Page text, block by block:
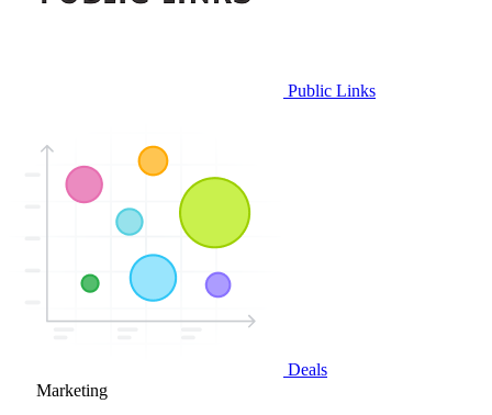
Public Links
Deals
Marketing